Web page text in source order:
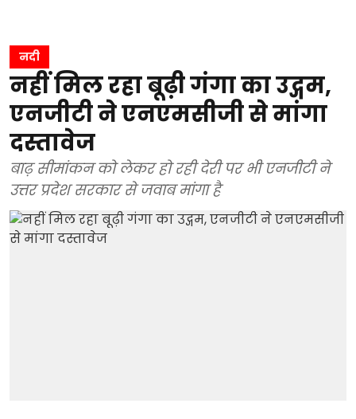
नदी
नहीं मिल रहा बूढ़ी गंगा का उद्गम,
एनजीटी ने एनएमसीजी से मांगा
दस्तावेज
बाढ़ सीमांकन को लेकर हो रही देरी पर भी एनजीटी ने
उत्तर प्रदेश सरकार से जवाब मांगा है